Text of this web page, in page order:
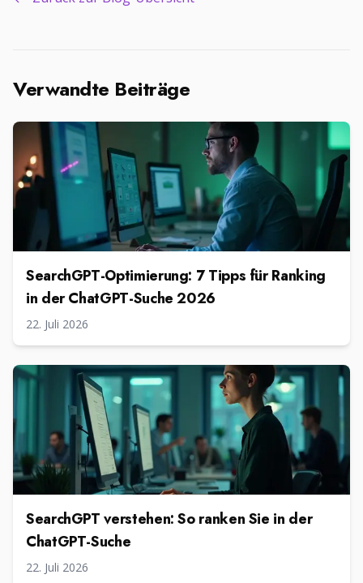
Verwandte Beiträge
SearchGPT-Optimierung: 7 Tipps für Ranking
in der ChatGPT-Suche 2026
22. Juli 2026
SearchGPT verstehen: So ranken Sie in der
ChatGPT-Suche
22. Juli 2026